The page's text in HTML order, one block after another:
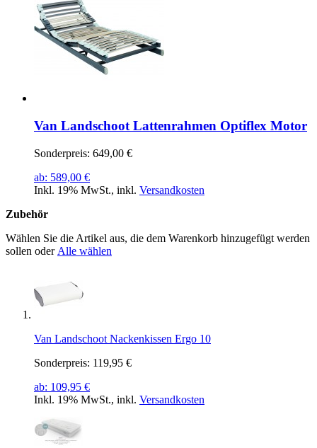
Van Landschoot Lattenrahmen Optiflex Motor
Sonderpreis: 649,00 €
ab: 589,00 €
Inkl. 19% MwSt., inkl. Versandkosten
Zubehör
Wählen Sie die Artikel aus, die dem Warenkorb hinzugefügt werden
sollen oder Alle wählen
Van Landschoot Nackenkissen Ergo 10
Sonderpreis: 119,95 €
ab: 109,95 €
Inkl. 19% MwSt., inkl. Versandkosten